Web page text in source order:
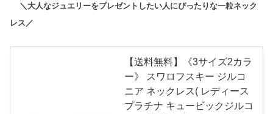
＼大人なジュエリーをプレゼントしたい人にぴったりな一粒ネック
レス／
【送料無料】《3サイズ2カラ
ー》 スワロフスキー ジルコ
ニア ネックレス( レディース
プラチナ キュービックジルコ